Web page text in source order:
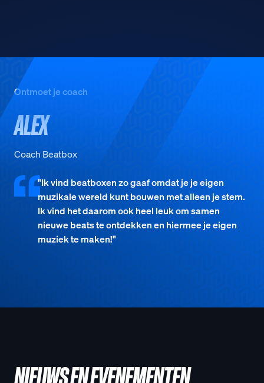
Ontmoet je coach
ALEX
Coach Beatbox
"Ik vind beatboxen zo gaaf omdat je je eigen
muzikale wereld kunt bouwen met alleen je stem.
Ik vind het daarom ook heel leuk om samen
nieuwe beats te ontdekken en hiermee je eigen
muziek te maken!"